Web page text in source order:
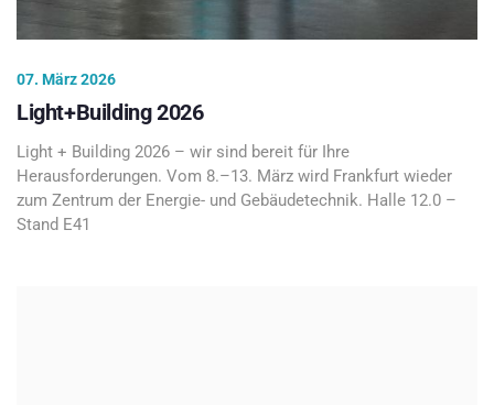
07. März 2026
Light+Building 2026
Light + Building 2026 – wir sind bereit für Ihre
Herausforderungen. Vom 8.–13. März wird Frankfurt wieder
zum Zentrum der Energie- und Gebäudetechnik. Halle 12.0 –
Stand E41